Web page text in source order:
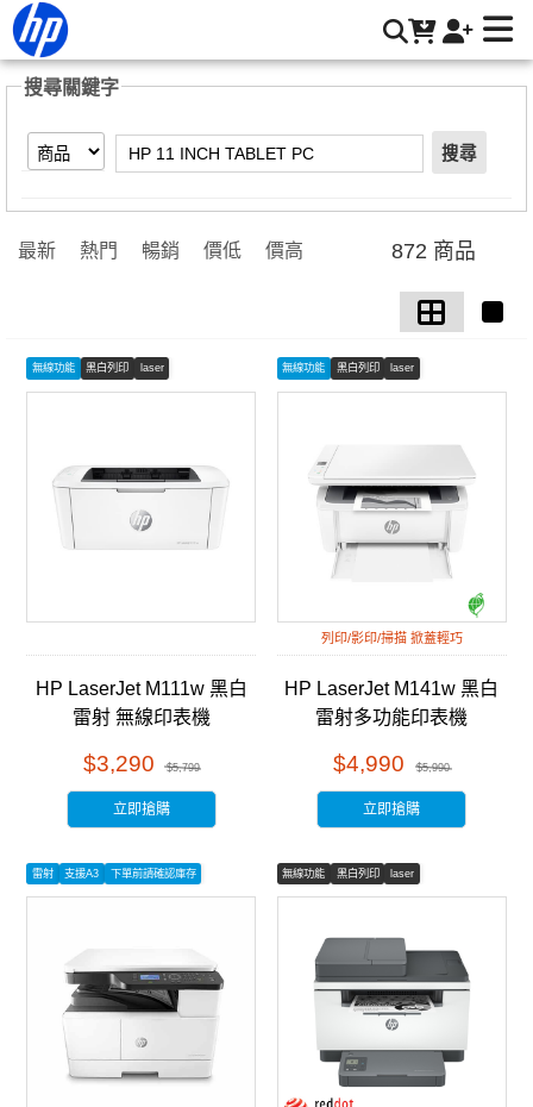
【HP 11 INCH TABLET PC】搜尋結果 | HP® 惠普台灣原廠購
搜尋關鍵字
搜尋
最新 熱門 暢銷 價低 價高 872 商品
無線功能 黑白列印 laser
HP LaserJet M111w 黑白
雷射 無線印表機
$3,290 $5,799
立即搶購
無線功能 黑白列印 laser
列印/影印/掃描 掀蓋輕巧
HP LaserJet M141w 黑白
雷射多功能印表機
$4,990 $5,990
立即搶購
雷射 支援A3 下單前請確認庫存 無線功能 黑白列印 laser